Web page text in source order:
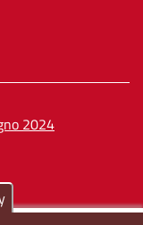
2024